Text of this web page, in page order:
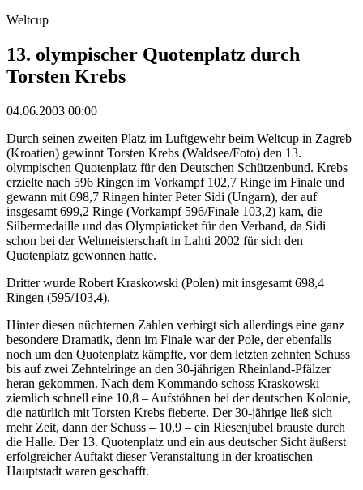
Weltcup
13. olympischer Quotenplatz durch
Torsten Krebs
04.06.2003 00:00
Durch seinen zweiten Platz im Luftgewehr beim Weltcup in Zagreb
(Kroatien) gewinnt Torsten Krebs (Waldsee/Foto) den 13.
olympischen Quotenplatz für den Deutschen Schützenbund. Krebs
erzielte nach 596 Ringen im Vorkampf 102,7 Ringe im Finale und
gewann mit 698,7 Ringen hinter Peter Sidi (Ungarn), der auf
insgesamt 699,2 Ringe (Vorkampf 596/Finale 103,2) kam, die
Silbermedaille und das Olympiaticket für den Verband, da Sidi
schon bei der Weltmeisterschaft in Lahti 2002 für sich den
Quotenplatz gewonnen hatte.
Dritter wurde Robert Kraskowski (Polen) mit insgesamt 698,4
Ringen (595/103,4).
Hinter diesen nüchternen Zahlen verbirgt sich allerdings eine ganz
besondere Dramatik, denn im Finale war der Pole, der ebenfalls
noch um den Quotenplatz kämpfte, vor dem letzten zehnten Schuss
bis auf zwei Zehntelringe an den 30-jährigen Rheinland-Pfälzer
heran gekommen. Nach dem Kommando schoss Kraskowski
ziemlich schnell eine 10,8 – Aufstöhnen bei der deutschen Kolonie,
die natürlich mit Torsten Krebs fieberte. Der 30-jährige ließ sich
mehr Zeit, dann der Schuss – 10,9 – ein Riesenjubel brauste durch
die Halle. Der 13. Quotenplatz und ein aus deutscher Sicht äußerst
erfolgreicher Auftakt dieser Veranstaltung in der kroatischen
Hauptstadt waren geschafft.